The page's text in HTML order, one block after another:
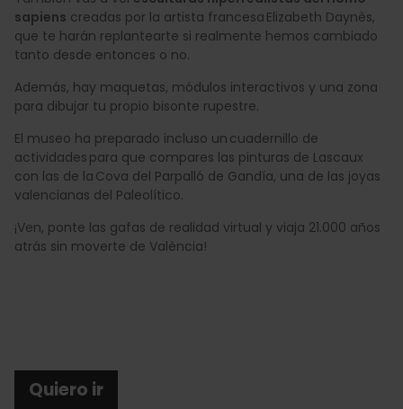
sapiens creadas por la artista francesa Elizabeth Daynès,
que te harán replantearte si realmente hemos cambiado
tanto desde entonces o no.
Además, hay maquetas, módulos interactivos y una zona
para dibujar tu propio bisonte rupestre.
El museo ha preparado incluso un cuadernillo de
actividades para que compares las pinturas de Lascaux
con las de la Cova del Parpalló de Gandía, una de las joyas
valencianas del Paleolítico.
¡Ven, ponte las gafas de realidad virtual y viaja 21.000 años
atrás sin moverte de València!
Quiero ir